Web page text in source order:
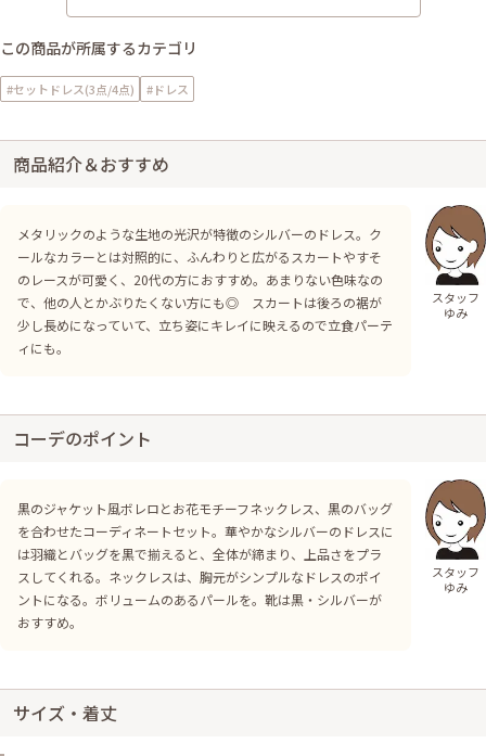
この商品が所属するカテゴリ
#セットドレス(3点/4点) #ドレス
商品紹介＆おすすめ
メタリックのような生地の光沢が特徴のシルバーのドレス。ク
ールなカラーとは対照的に、ふんわりと広がるスカートやすそ
のレースが可愛く、20代の方におすすめ。あまりない色味なの
で、他の人とかぶりたくない方にも◎ スカートは後ろの裾が
少し長めになっていて、立ち姿にキレイに映えるので立食パーテ
ィにも。
スタッフ
ゆみ
コーデのポイント
黒のジャケット風ボレロとお花モチーフネックレス、黒のバッグ
を合わせたコーディネートセット。華やかなシルバーのドレスに
は羽織とバッグを黒で揃えると、全体が締まり、上品さをプラ
スしてくれる。ネックレスは、胸元がシンプルなドレスのポイ
ントになる。ボリュームのあるパールを。靴は黒・シルバーが
おすすめ。
スタッフ
ゆみ
サイズ・着丈